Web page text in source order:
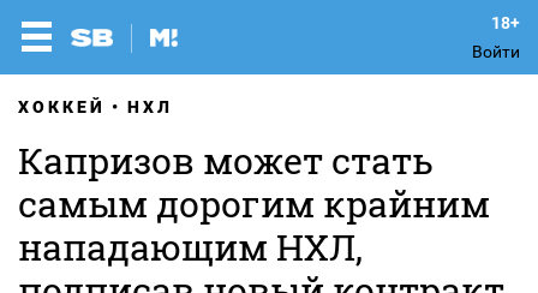
Войти
ХОККЕЙ НХЛ
Капризов может стать
самым дорогим крайним
нападающим НХЛ,